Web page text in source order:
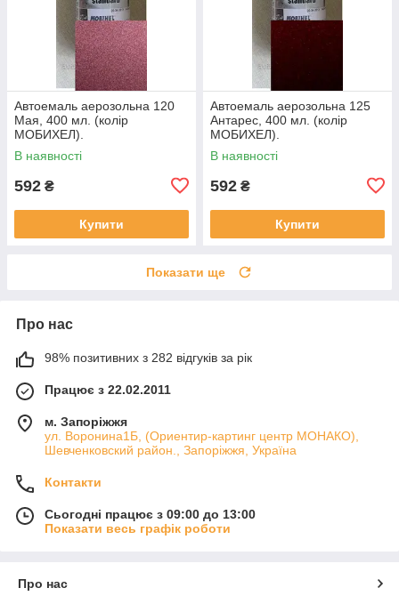
Автоемаль аерозольна 120
Мая, 400 мл. (колір
МОБИХЕЛ).
В наявності
592 ₴
Купити
Автоемаль аерозольна 125
Антарес, 400 мл. (колір
МОБИХЕЛ).
В наявності
592 ₴
Купити
Показати ще
Про нас
98% позитивних з 282 відгуків за рік
Працює з 22.02.2011
м. Запоріжжя
ул. Воронина1Б, (Ориентир-картинг центр МОНАКО),
Шевченковский район., Запоріжжя, Україна
Контакти
Сьогодні працює з 09:00 до 13:00
Показати весь графік роботи
Про нас